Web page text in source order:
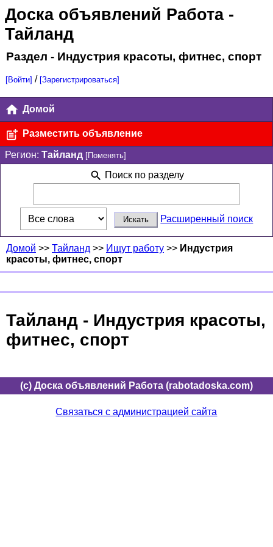
Доска объявлений Работа-
Тайланд
Раздел - Индустрия красоты, фитнес, спорт
[Войти] / [Зарегистрироваться]
Домой
Разместить объявление
Регион: Тайланд [Поменять]
Поиск по разделу
Расширенный поиск
Домой >> Тайланд >> Ищут работу >> Индустрия
красоты, фитнес, спорт
Тайланд - Индустрия красоты,
фитнес, спорт
(c) Доска объявлений Работа (rabotadoska.com)
Связаться с администрацией сайта